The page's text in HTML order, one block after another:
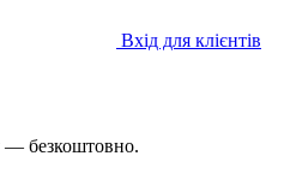
Вхід для клієнтів
— безкоштовно.